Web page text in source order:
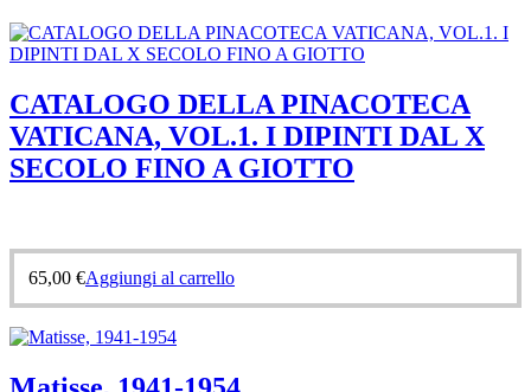
CATALOGO DELLA PINACOTECA
VATICANA, VOL.1. I DIPINTI DAL X
SECOLO FINO A GIOTTO
65,00 €Aggiungi al carrello